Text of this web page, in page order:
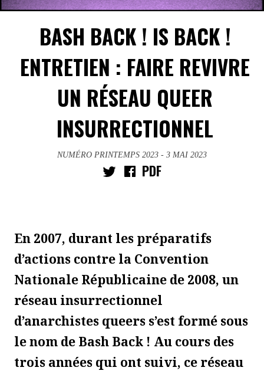
BASH BACK ! IS BACK !
ENTRETIEN : FAIRE REVIVRE
UN RÉSEAU QUEER
INSURRECTIONNEL
NUMÉRO PRINTEMPS 2023 - 3 MAI 2023
PDF
En 2007, durant les préparatifs
d’actions contre la Convention
Nationale Républicaine de 2008, un
réseau insurrectionnel
d’anarchistes queers s’est formé sous
le nom de Bash Back ! Au cours des
trois années qui ont suivi, ce réseau